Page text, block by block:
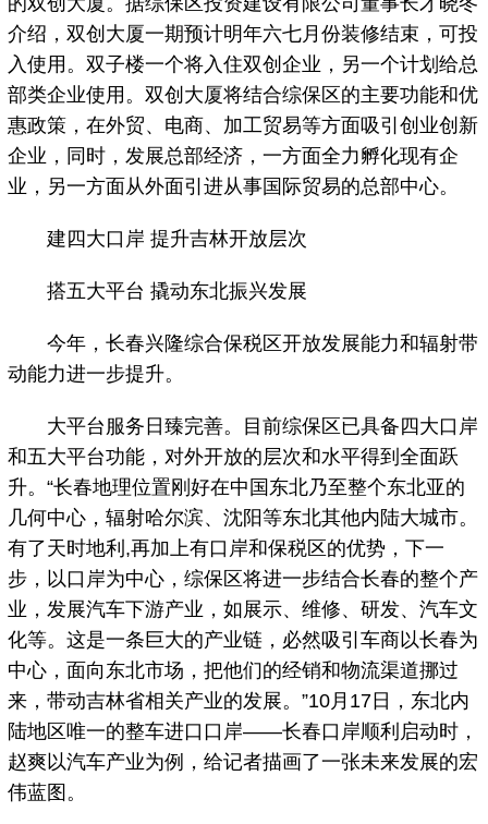
介绍，双创大厦一期预计明年六七月份装修结束，可投
入使用。双子楼一个将入住双创企业，另一个计划给总
部类企业使用。双创大厦将结合综保区的主要功能和优
惠政策，在外贸、电商、加工贸易等方面吸引创业创新
企业，同时，发展总部经济，一方面全力孵化现有企
业，另一方面从外面引进从事国际贸易的总部中心。
建四大口岸 提升吉林开放层次
搭五大平台 撬动东北振兴发展
今年，长春兴隆综合保税区开放发展能力和辐射带
动能力进一步提升。
大平台服务日臻完善。目前综保区已具备四大口岸
和五大平台功能，对外开放的层次和水平得到全面跃
升。“长春地理位置刚好在中国东北乃至整个东北亚的
几何中心，辐射哈尔滨、沈阳等东北其他内陆大城市。
有了天时地利,再加上有口岸和保税区的优势，下一
步，以口岸为中心，综保区将进一步结合长春的整个产
业，发展汽车下游产业，如展示、维修、研发、汽车文
化等。这是一条巨大的产业链，必然吸引车商以长春为
中心，面向东北市场，把他们的经销和物流渠道挪过
来，带动吉林省相关产业的发展。”10月17日，东北内
陆地区唯一的整车进口口岸——长春口岸顺利启动时，
赵爽以汽车产业为例，给记者描画了一张未来发展的宏
伟蓝图。